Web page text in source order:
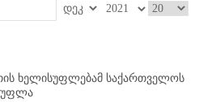
ხელისუფლებამ საქართველოს